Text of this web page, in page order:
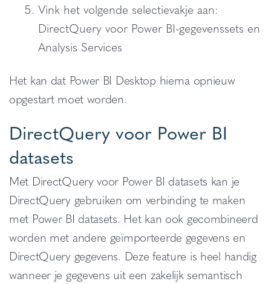
Vink het volgende selectievakje aan:
DirectQuery voor Power BI-gegevenssets en
Analysis Services
Het kan dat Power BI Desktop hierna opnieuw
opgestart moet worden.
DirectQuery voor Power BI
datasets
Met DirectQuery voor Power BI datasets kan je
DirectQuery gebruiken om verbinding te maken
met Power BI datasets. Het kan ook gecombineerd
worden met andere geïmporteerde gegevens en
DirectQuery gegevens. Deze feature is heel handig
wanneer je gegevens uit een zakelijk semantisch